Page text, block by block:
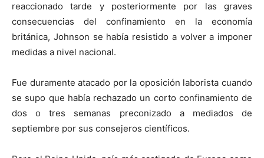
reaccionado tarde y posteriormente por las graves
consecuencias del confinamiento en la economía
británica, Johnson se había resistido a volver a imponer
medidas a nivel nacional.
Fue duramente atacado por la oposición laborista cuando
se supo que había rechazado un corto confinamiento de
dos o tres semanas preconizado a mediados de
septiembre por sus consejeros científicos.